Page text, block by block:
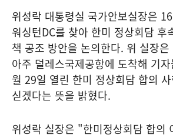
위성락 대통령실 국가안보실장은
워싱턴DC를 찾아 한미 정상회담 후
책 공조 방안을 논의한다. 위 실장
아주 덜레스국제공항에 도착해 기
월 29일 열린 한미 정상회담 합의
싣겠다는 뜻을 밝혔다.
위성락 실장은 "한미정상회담 합의